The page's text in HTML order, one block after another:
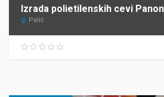
Izrada polietilenskih cevi
Palić